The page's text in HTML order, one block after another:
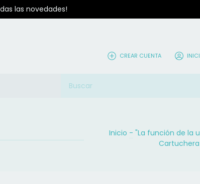
las novedades!
CREAR CUENTA
Inicio - "La función de la
Cartuchera